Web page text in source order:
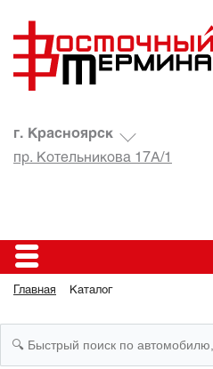
г. Красноярск
пр. Котельникова 17А/1
Главная Каталог